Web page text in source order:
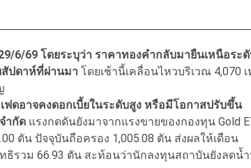
6/69 โดยระบุว่า ราคาทองคํากลับมายืนเหนือระ
สัปดาห์ที่ผ่านมา โดยเช้านี้เคลื่อนไหวบริเวณ 4,070
ดอาจคงดอกเบี้ยในระดับสูง หรือมีโอกาสปรับขึ้น
ากัด แรงกดดันยังมาจากแรงขายของกองทุน Gold
ตัน ปัจจุบันถือครอง 1,005.08 ตัน ส่งผลให้เดือน
รวม 66.93 ตัน สะท้อนว่านักลงทุนสถาบันยังลดนํ้